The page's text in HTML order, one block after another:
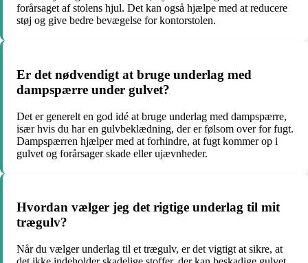
forårsaget af stolens hjul. Det kan også hjælpe med at reducere
støj og give bedre bevægelse for kontorstolen.
Er det nødvendigt at bruge underlag med
dampspærre under gulvet?
Det er generelt en god idé at bruge underlag med dampspærre,
især hvis du har en gulvbeklædning, der er følsom over for fugt.
Dampspærren hjælper med at forhindre, at fugt kommer op i
gulvet og forårsager skade eller ujævnheder.
Hvordan vælger jeg det rigtige underlag til mit
trægulv?
Når du vælger underlag til et trægulv, er det vigtigt at sikre, at